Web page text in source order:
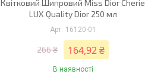
Квітковий Шипровий Miss Dior Cherie
LUX Quality Dior 250 мл
16120-01
266 ₴ 164,92 ₴
В наявності